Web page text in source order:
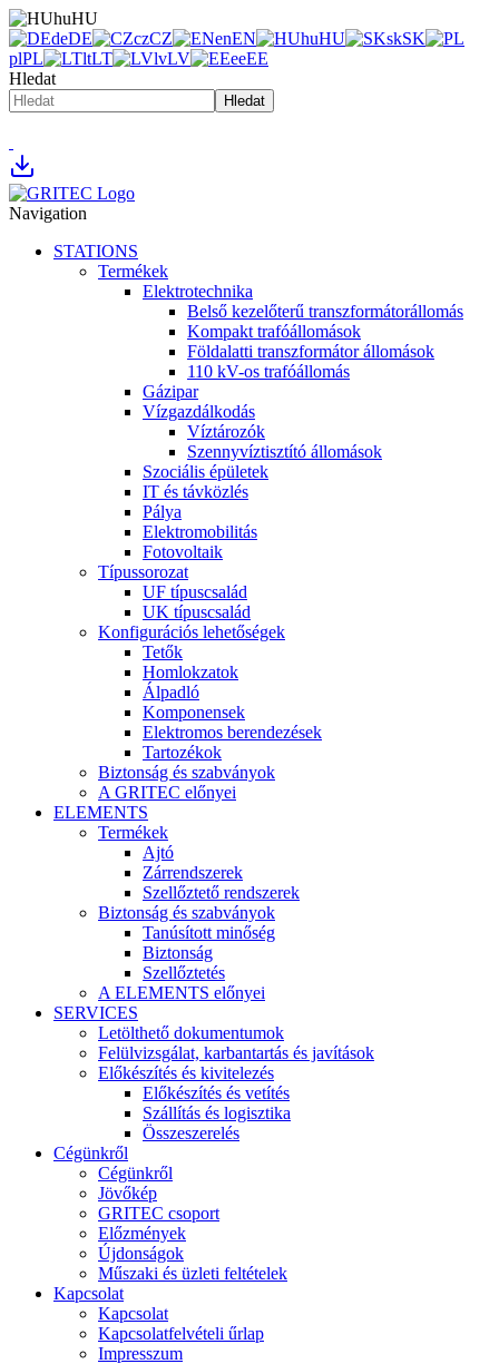
huHU
deDE czCZ enEN huHU skSK
plPL ltLT lvLV eeEE
Hledat
Hledat
Navigation
STATIONS
Termékek
Elektrotechnika
Belső kezelőterű transzformátorállomás
Kompakt trafóállomások
Földalatti transzformátor állomások
110 kV-os trafóállomás
Gázipar
Vízgazdálkodás
Víztározók
Szennyvíztisztító állomások
Szociális épületek
IT és távközlés
Pálya
Elektromobilitás
Fotovoltaik
Típussorozat
UF típuscsalád
UK típuscsalád
Konfigurációs lehetőségek
Tetők
Homlokzatok
Álpadló
Komponensek
Elektromos berendezések
Tartozékok
Biztonság és szabványok
A GRITEC előnyei
ELEMENTS
Termékek
Ajtó
Zárrendszerek
Szellőztető rendszerek
Biztonság és szabványok
Tanúsított minőség
Biztonság
Szellőztetés
A ELEMENTS előnyei
SERVICES
Letölthető dokumentumok
Felülvizsgálat, karbantartás és javítások
Előkészítés és kivitelezés
Előkészítés és vetítés
Szállítás és logisztika
Összeszerelés
Cégünkről
Cégünkről
Jövőkép
GRITEC csoport
Előzmények
Újdonságok
Műszaki és üzleti feltételek
Kapcsolat
Kapcsolat
Kapcsolatfelvételi űrlap
Impresszum